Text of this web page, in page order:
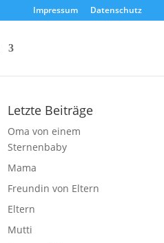
Impressum Datenschutz
Letzte Beiträge
Oma von einem
Sternenbaby
Mama
Freundin von Eltern
Eltern
Mutti